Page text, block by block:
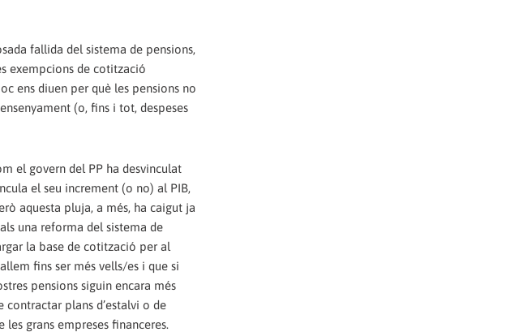
fallida del sistema de pensions,
exempcions de cotització
ens diuen per què les pensions no
(o, fins i tot, despeses
el govern del PP ha desvinculat
el seu increment (o no) al PIB,
aquesta pluja, a més, ha caigut ja
una reforma del sistema de
la base de cotització per al
fins ser més vells/es i que si
pensions siguin encara més
contractar plans d’estalvi o de
grans empreses financeres.